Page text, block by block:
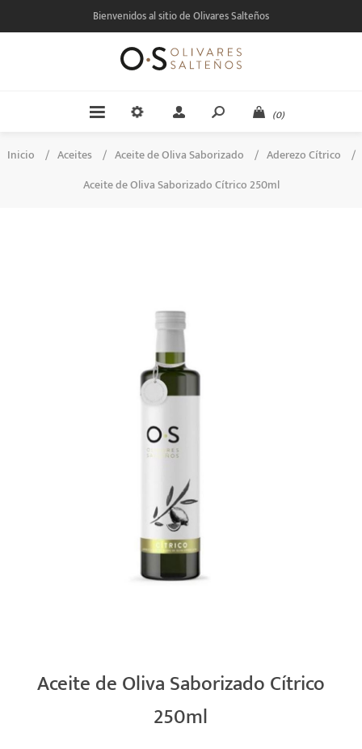
Bienvenidos al sitio de Olivares Salteños
(0)
Inicio / Aceites / Aceite de Oliva Saborizado / Aderezo Cítrico
/
Aceite de Oliva Saborizado Cítrico 250ml
Aceite de Oliva Saborizado Cítrico
250ml